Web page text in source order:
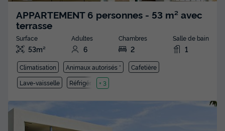
APPARTEMENT 6 personnes - 53 m² avec
terrasse
Surface
53m²
Adultes
6
Chambres
2
Salle de bain
1
Climatisation Animaux autorisés *
Cafetière
Lave-vaisselle
Réfrigérateur
+ 3